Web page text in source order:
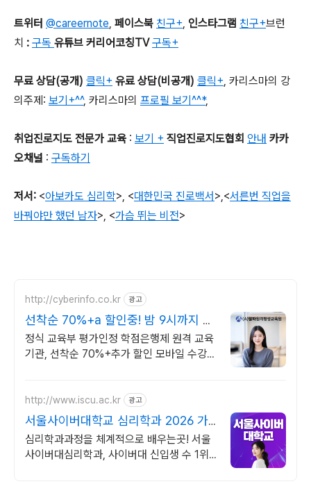
트위터 @careernote, 페이스북 친구+, 인스타그램 친구+브런
치 : 구독 유튜브 커리어코칭TV 구독+
무료 상담(공개) 클릭+ 유료 상담(비공개) 클릭+, 카리스마의 강
의주제 : 보기+^^, 카리스마의 프로필 보기^^*,
취업진로지도 전문가 교육 : 보기 + 직업진로지도협회 안내 카카
오채널 : 구독하기
저서 : <아보카도 심리학>, <대한민국 진로백서>,<서른번 직업을
바꿔야만 했던 남자>, <가슴 뛰는 비전>
http://cyberinfo.co.kr 광고
선착순 70%+a 할인중! 밤 9시까지 상
담가능!
정식 교육부 평가인정 학점은행제 원격 교육
기관, 선착순 70%+추가 할인 모바일 수강
http://www.iscu.ac.kr 광고
서울사이버대학교 심리학과 2026 가
을학기 신편입생
심리학과과정을 체계적으로 배우는곳! 서울
사이버대심리학과, 사이버대 신입생 수 1위